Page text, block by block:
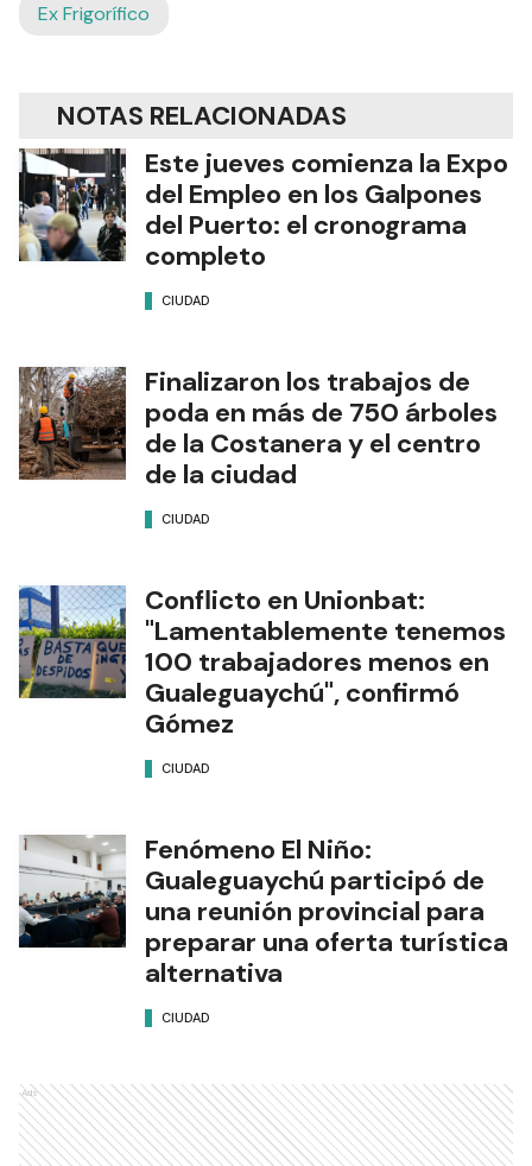
Ex Frigorífico
NOTAS RELACIONADAS
Este jueves comienza la Expo
del Empleo en los Galpones
del Puerto: el cronograma
completo
CIUDAD
Finalizaron los trabajos de
poda en más de 750 árboles
de la Costanera y el centro
de la ciudad
CIUDAD
Conflicto en Unionbat:
"Lamentablemente tenemos
100 trabajadores menos en
Gualeguaychú", confirmó
Gómez
CIUDAD
Fenómeno El Niño:
Gualeguaychú participó de
una reunión provincial para
preparar una oferta turística
alternativa
CIUDAD
Ads